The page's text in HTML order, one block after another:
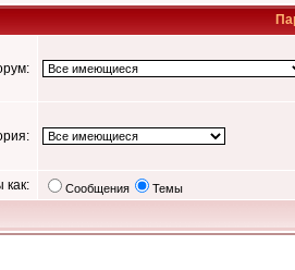
как: Сообщения Темы